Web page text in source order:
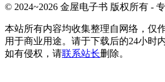
© 2024~2026 金屋电子书 版权所有 -
本站所有内容均收集整理自网络，仅
用于商业用途。请于下载后的24小时
如有侵权，请联系站长删除。